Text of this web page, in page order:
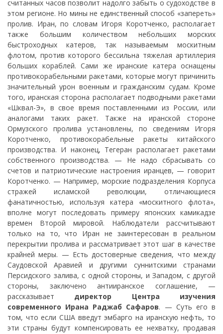
считанных часов позволит надолго забыть о судоходстве в
этом регионе. Но мины не единственный способ «запереть»
пролив. Иран, по словам Игоря Коротченко, располагает
также большим количеством небольших морских
быстроходных катеров, так называемым москитным
флотом, против которого бессильна тяжелая артиллерия
больших кораблей. Сами же иранские катера оснащены
противокорабельными ракетами, которые могут причинить
значительный урон военным и гражданским судам. Кроме
того, иранская сторона располагает подводными ракетами
«Шквал-Э», в свое время поставленными из России, или
аналогами таких ракет. Также на иранской стороне
Ормузского пролива установлены, по сведениям Игоря
Коротченко, противокорабельные ракеты китайского
производства. И наконец, Тегеран располагает ракетами
собственного производства. — Не надо сбрасывать со
счетов и патриотические настроения иранцев, — говорит
Коротченко. — Например, морские подразделения Корпуса
стражей исламской революции, отличающиеся
фанатичностью, используя катера «москитного флота»,
вполне могут последовать примеру японских камикадзе
времен Второй мировой. Наблюдатели рассчитывают
только на то, что Иран не заинтересован в реальном
перекрытии пролива и рассматривает этот шаг в качестве
крайней меры. — Есть достоверные сведения, что между
Саудовской Аравией и другими суннитскими странами
Персидского залива, с одной стороны, и Западом, с другой
стороны, заключено антииранское соглашение, —
рассказывает директор Центра изучения
современного Ирана Раджаб Сафаров. — Суть его в
том, что если США введут эмбарго на иранскую нефть, то
эти страны будут компенсировать ее нехватку, продавая